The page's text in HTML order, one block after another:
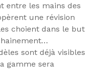
entre les mains des
une révision
choient dans le but
sont déjà visibles
gamme sera